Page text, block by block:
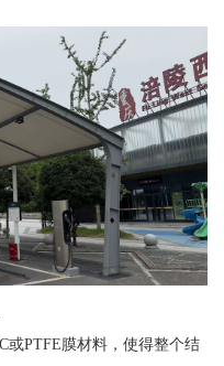
或PTFE膜材料，使得整个结